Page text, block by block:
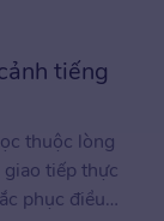
tiếng
thuộc lòng
tiếp thực
phục điều